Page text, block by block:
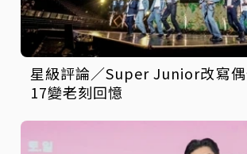
星級評論／Super Junior改寫
17變老刻回憶